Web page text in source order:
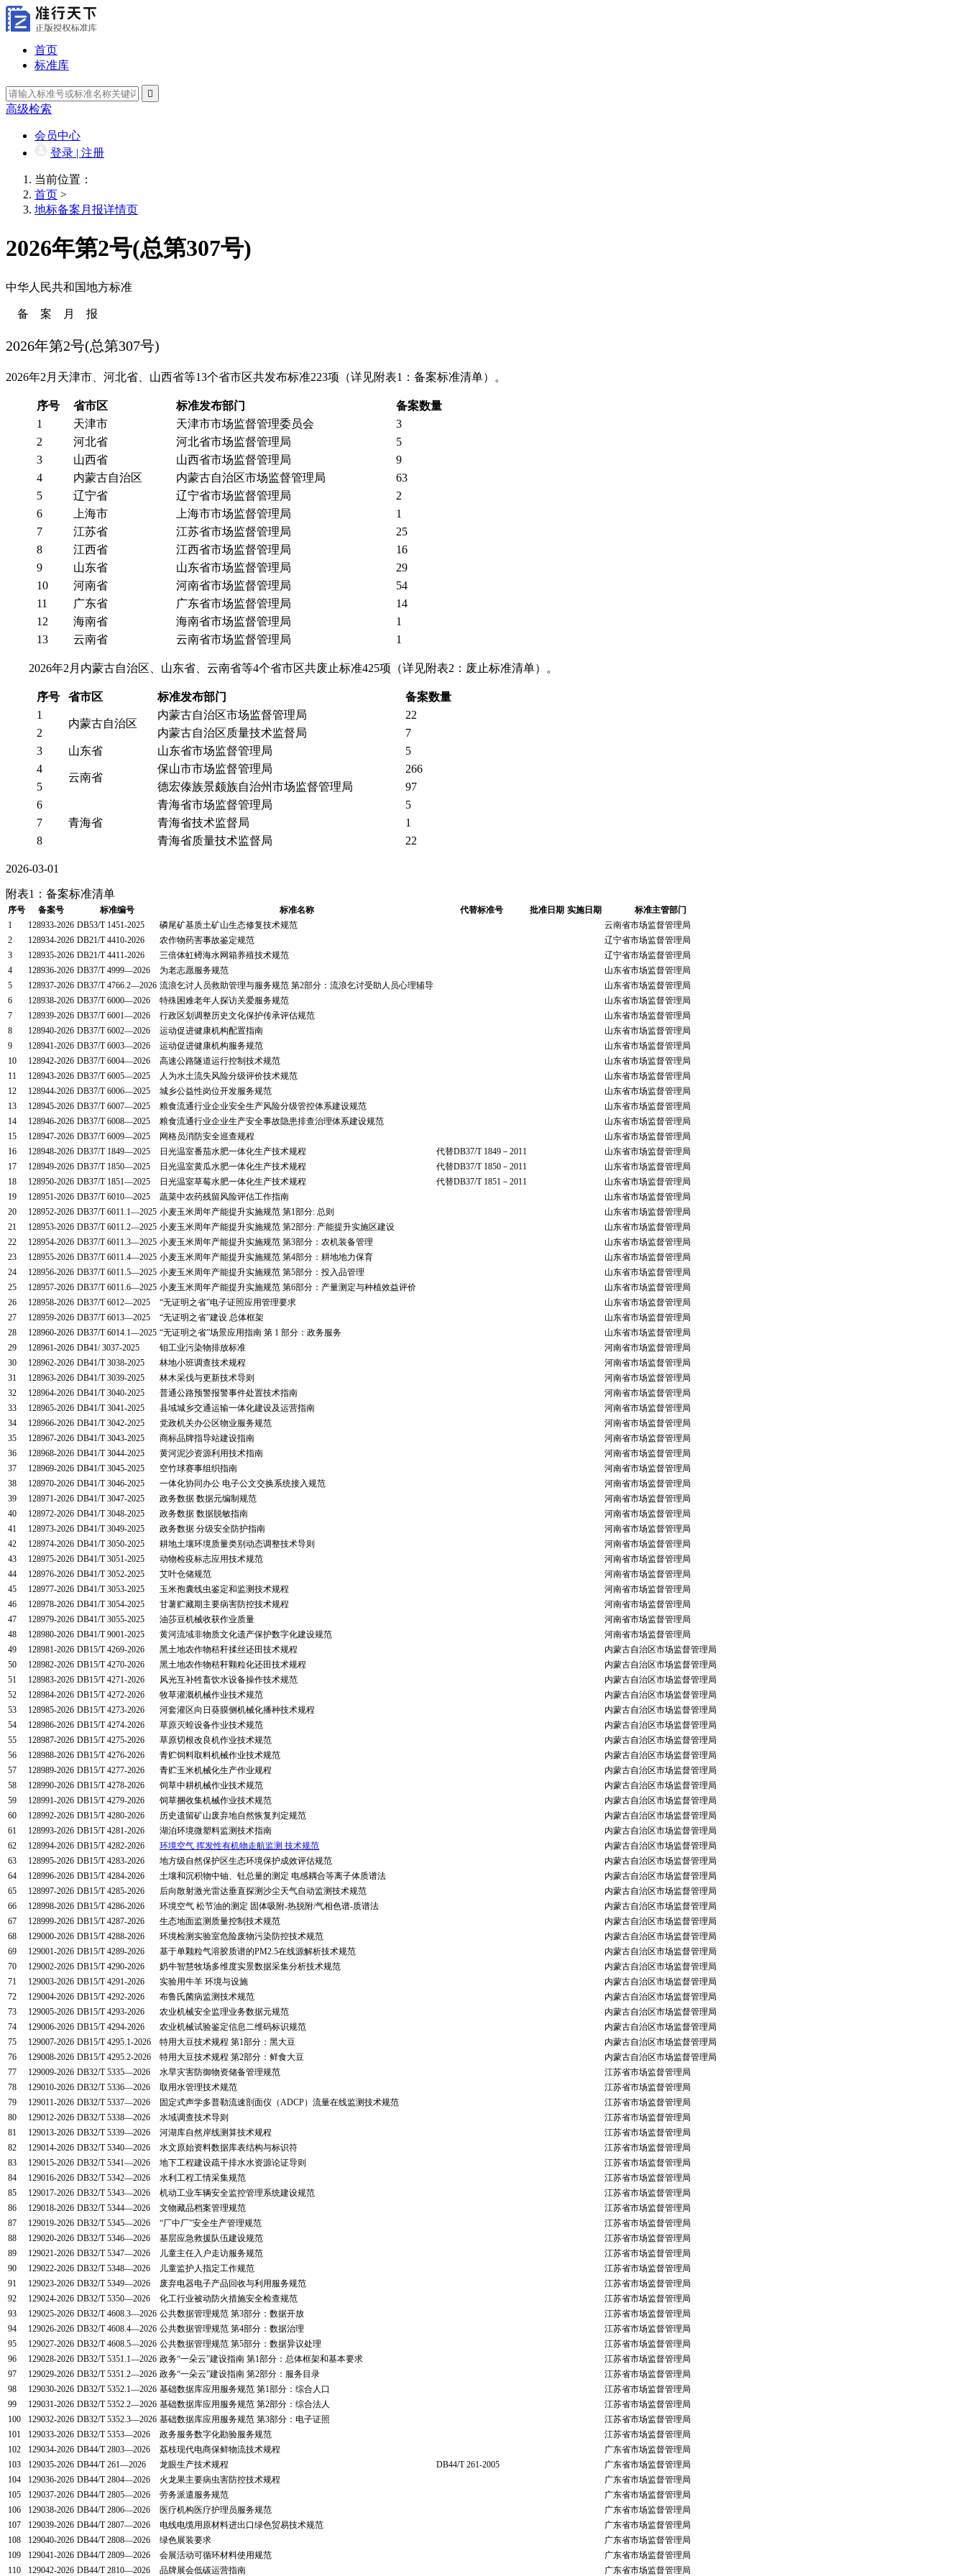
首页
标准库

高级检索
会员中心
登录 | 注册
当前位置：
首页 >
地标备案月报详情页
2026年第2号(总第307号)
中华人民共和国地方标准
备案月报
2026年第2号(总第307号)
2026年2月天津市、河北省、山西省等13个省市区共发布标准223项（详见附表1：备案标准清单）。
序号 省市区 标准发布部门
备案数量
1
天津市 天津市市场监督管理委员会
3
2
河北省 河北省市场监督管理局
5
3
山西省 山西省市场监督管理局
9
4
内蒙古自治区 内蒙古自治区市场监督管理局
63
5
辽宁省 辽宁省市场监督管理局
2
6
上海市 上海市市场监督管理局
1
7
江苏省 江苏省市场监督管理局
25
8
江西省 江西省市场监督管理局
16
9
山东省 山东省市场监督管理局
29
10
河南省 河南省市场监督管理局
54
11
广东省 广东省市场监督管理局
14
12
海南省 海南省市场监督管理局
1
13
云南省 云南省市场监督管理局 1
2026年2月内蒙古自治区、山东省、云南省等4个省市区共废止标准425项（详见附表2：废止标准清单）。
序号 省市区 标准发布部门
备案数量
1
内蒙古自治区
内蒙古自治区市场监督管理局
22
2
内蒙古自治区质量技术监督局
7
3
山东省 山东省市场监督管理局
5
4
云南省
保山市市场监督管理局
266
5
德宏傣族景颇族自治州市场监督管理局
97
6
青海省
青海省市场监督管理局
5
7
青海省技术监督局
1
8
青海省质量技术监督局 22
2026-03-01
附表1：备案标准清单
序号 备案号 标准编号 标准名称 代替标准号 批准日期 实施日期
标准主管部门
1
128933-2026 DB53/T 1451-2025 磷尾矿基质土矿山生态修复技术规范
云南省市场监督管理局
2
128934-2026 DB21/T 4410-2026 农作物药害事故鉴定规范
辽宁省市场监督管理局
3
128935-2026 DB21/T 4411-2026 三倍体虹鳟海水网箱养殖技术规范
辽宁省市场监督管理局
4
128936-2026 DB37/T 4999—2026 为老志愿服务规范
山东省市场监督管理局
5
128937-2026 DB37/T 4766.2—2026 流浪乞讨人员救助管理与服务规范 第2部分：流浪乞讨受助人员心理辅导
山东省市场监督管理局
6
128938-2026 DB37/T 6000—2026 特殊困难老年人探访关爱服务规范
山东省市场监督管理局
7
128939-2026 DB37/T 6001—2026 行政区划调整历史文化保护传承评估规范
山东省市场监督管理局
8
128940-2026 DB37/T 6002—2026 运动促进健康机构配置指南
山东省市场监督管理局
9
128941-2026 DB37/T 6003—2026 运动促进健康机构服务规范
山东省市场监督管理局
10
128942-2026 DB37/T 6004—2026 高速公路隧道运行控制技术规范
山东省市场监督管理局
11
128943-2026 DB37/T 6005—2025 人为水土流失风险分级评价技术规范
山东省市场监督管理局
12
128944-2026 DB37/T 6006—2025 城乡公益性岗位开发服务规范
山东省市场监督管理局
13
128945-2026 DB37/T 6007—2025 粮食流通行业企业安全生产风险分级管控体系建设规范
山东省市场监督管理局
14
128946-2026 DB37/T 6008—2025 粮食流通行业企业生产安全事故隐患排查治理体系建设规范
山东省市场监督管理局
15
128947-2026 DB37/T 6009—2025 网格员消防安全巡查规程
山东省市场监督管理局
16
128948-2026 DB37/T 1849—2025 日光温室番茄水肥一体化生产技术规程 代替DB37/T 1849－2011
山东省市场监督管理局
17
128949-2026 DB37/T 1850—2025 日光温室黄瓜水肥一体化生产技术规程 代替DB37/T 1850－2011
山东省市场监督管理局
18
128950-2026 DB37/T 1851—2025 日光温室草莓水肥一体化生产技术规程 代替DB37/T 1851－2011
山东省市场监督管理局
19
128951-2026 DB37/T 6010—2025 蔬菜中农药残留风险评估工作指南
山东省市场监督管理局
20
128952-2026 DB37/T 6011.1—2025 小麦玉米周年产能提升实施规范 第1部分: 总则
山东省市场监督管理局
21
128953-2026 DB37/T 6011.2—2025 小麦玉米周年产能提升实施规范 第2部分: 产能提升实施区建设
山东省市场监督管理局
22
128954-2026 DB37/T 6011.3—2025 小麦玉米周年产能提升实施规范 第3部分：农机装备管理
山东省市场监督管理局
23
128955-2026 DB37/T 6011.4—2025 小麦玉米周年产能提升实施规范 第4部分：耕地地力保育
山东省市场监督管理局
24
128956-2026 DB37/T 6011.5—2025 小麦玉米周年产能提升实施规范 第5部分：投入品管理
山东省市场监督管理局
25
128957-2026 DB37/T 6011.6—2025 小麦玉米周年产能提升实施规范 第6部分：产量测定与种植效益评价
山东省市场监督管理局
26
128958-2026 DB37/T 6012—2025 “无证明之省”电子证照应用管理要求
山东省市场监督管理局
27
128959-2026 DB37/T 6013—2025 “无证明之省”建设 总体框架
山东省市场监督管理局
28
128960-2026 DB37/T 6014.1—2025 “无证明之省”场景应用指南 第 1 部分：政务服务
山东省市场监督管理局
29
128961-2026 DB41/ 3037-2025 钼工业污染物排放标准
河南省市场监督管理局
30
128962-2026 DB41/T 3038-2025 林地小班调查技术规程
河南省市场监督管理局
31
128963-2026 DB41/T 3039-2025 林木采伐与更新技术导则
河南省市场监督管理局
32
128964-2026 DB41/T 3040-2025 普通公路预警报警事件处置技术指南
河南省市场监督管理局
33
128965-2026 DB41/T 3041-2025 县域城乡交通运输一体化建设及运营指南
河南省市场监督管理局
34
128966-2026 DB41/T 3042-2025 党政机关办公区物业服务规范
河南省市场监督管理局
35
128967-2026 DB41/T 3043-2025 商标品牌指导站建设指南
河南省市场监督管理局
36
128968-2026 DB41/T 3044-2025 黄河泥沙资源利用技术指南
河南省市场监督管理局
37
128969-2026 DB41/T 3045-2025 空竹球赛事组织指南
河南省市场监督管理局
38
128970-2026 DB41/T 3046-2025 一体化协同办公 电子公文交换系统接入规范
河南省市场监督管理局
39
128971-2026 DB41/T 3047-2025 政务数据 数据元编制规范
河南省市场监督管理局
40
128972-2026 DB41/T 3048-2025 政务数据 数据脱敏指南
河南省市场监督管理局
41
128973-2026 DB41/T 3049-2025 政务数据 分级安全防护指南
河南省市场监督管理局
42
128974-2026 DB41/T 3050-2025 耕地土壤环境质量类别动态调整技术导则
河南省市场监督管理局
43
128975-2026 DB41/T 3051-2025 动物检疫标志应用技术规范
河南省市场监督管理局
44
128976-2026 DB41/T 3052-2025 艾叶仓储规范
河南省市场监督管理局
45
128977-2026 DB41/T 3053-2025 玉米孢囊线虫鉴定和监测技术规程
河南省市场监督管理局
46
128978-2026 DB41/T 3054-2025 甘薯贮藏期主要病害防控技术规程
河南省市场监督管理局
47
128979-2026 DB41/T 3055-2025 油莎豆机械收获作业质量
河南省市场监督管理局
48
128980-2026 DB41/T 9001-2025 黄河流域非物质文化遗产保护数字化建设规范
河南省市场监督管理局
49
128981-2026 DB15/T 4269-2026 黑土地农作物秸秆揉丝还田技术规程
内蒙古自治区市场监督管理局
50
128982-2026 DB15/T 4270-2026 黑土地农作物秸秆颗粒化还田技术规程
内蒙古自治区市场监督管理局
51
128983-2026 DB15/T 4271-2026 风光互补牲畜饮水设备操作技术规范
内蒙古自治区市场监督管理局
52
128984-2026 DB15/T 4272-2026 牧草灌溉机械作业技术规范
内蒙古自治区市场监督管理局
53
128985-2026 DB15/T 4273-2026 河套灌区向日葵膜侧机械化播种技术规程
内蒙古自治区市场监督管理局
54
128986-2026 DB15/T 4274-2026 草原灭蝗设备作业技术规范
内蒙古自治区市场监督管理局
55
128987-2026 DB15/T 4275-2026 草原切根改良机作业技术规范
内蒙古自治区市场监督管理局
56
128988-2026 DB15/T 4276-2026 青贮饲料取料机械作业技术规范
内蒙古自治区市场监督管理局
57
128989-2026 DB15/T 4277-2026 青贮玉米机械化生产作业规程
内蒙古自治区市场监督管理局
58
128990-2026 DB15/T 4278-2026 饲草中耕机械作业技术规范
内蒙古自治区市场监督管理局
59
128991-2026 DB15/T 4279-2026 饲草捆收集机械作业技术规范
内蒙古自治区市场监督管理局
60
128992-2026 DB15/T 4280-2026 历史遗留矿山废弃地自然恢复判定规范
内蒙古自治区市场监督管理局
61
128993-2026 DB15/T 4281-2026 湖泊环境微塑料监测技术指南
内蒙古自治区市场监督管理局
62
128994-2026 DB15/T 4282-2026 环境空气 挥发性有机物走航监测 技术规范
内蒙古自治区市场监督管理局
63
128995-2026 DB15/T 4283-2026 地方级自然保护区生态环境保护成效评估规范
内蒙古自治区市场监督管理局
64
128996-2026 DB15/T 4284-2026 土壤和沉积物中铀、钍总量的测定 电感耦合等离子体质谱法
内蒙古自治区市场监督管理局
65
128997-2026 DB15/T 4285-2026 后向散射激光雷达垂直探测沙尘天气自动监测技术规范
内蒙古自治区市场监督管理局
66
128998-2026 DB15/T 4286-2026 环境空气 松节油的测定 固体吸附-热脱附/气相色谱-质谱法
内蒙古自治区市场监督管理局
67
128999-2026 DB15/T 4287-2026 生态地面监测质量控制技术规范
内蒙古自治区市场监督管理局
68
129000-2026 DB15/T 4288-2026 环境检测实验室危险废物污染防控技术规范
内蒙古自治区市场监督管理局
69
129001-2026 DB15/T 4289-2026 基于单颗粒气溶胶质谱的PM2.5在线源解析技术规范
内蒙古自治区市场监督管理局
70
129002-2026 DB15/T 4290-2026 奶牛智慧牧场多维度实景数据采集分析技术规范
内蒙古自治区市场监督管理局
71
129003-2026 DB15/T 4291-2026 实验用牛羊 环境与设施
内蒙古自治区市场监督管理局
72
129004-2026 DB15/T 4292-2026 布鲁氏菌病监测技术规范
内蒙古自治区市场监督管理局
73
129005-2026 DB15/T 4293-2026 农业机械安全监理业务数据元规范
内蒙古自治区市场监督管理局
74
129006-2026 DB15/T 4294-2026 农业机械试验鉴定信息二维码标识规范
内蒙古自治区市场监督管理局
75
129007-2026 DB15/T 4295.1-2026 特用大豆技术规程 第1部分：黑大豆
内蒙古自治区市场监督管理局
76
129008-2026 DB15/T 4295.2-2026 特用大豆技术规程 第2部分：鲜食大豆
内蒙古自治区市场监督管理局
77
129009-2026 DB32/T 5335—2026 水旱灾害防御物资储备管理规范
江苏省市场监督管理局
78
129010-2026 DB32/T 5336—2026 取用水管理技术规范
江苏省市场监督管理局
79
129011-2026 DB32/T 5337—2026 固定式声学多普勒流速剖面仪（ADCP）流量在线监测技术规范
江苏省市场监督管理局
80
129012-2026 DB32/T 5338—2026 水域调查技术导则
江苏省市场监督管理局
81
129013-2026 DB32/T 5339—2026 河湖库自然岸线测算技术规程
江苏省市场监督管理局
82
129014-2026 DB32/T 5340—2026 水文原始资料数据库表结构与标识符
江苏省市场监督管理局
83
129015-2026 DB32/T 5341—2026 地下工程建设疏干排水水资源论证导则
江苏省市场监督管理局
84
129016-2026 DB32/T 5342—2026 水利工程工情采集规范
江苏省市场监督管理局
85
129017-2026 DB32/T 5343—2026 机动工业车辆安全监控管理系统建设规范
江苏省市场监督管理局
86
129018-2026 DB32/T 5344—2026 文物藏品档案管理规范
江苏省市场监督管理局
87
129019-2026 DB32/T 5345—2026 “厂中厂”安全生产管理规范
江苏省市场监督管理局
88
129020-2026 DB32/T 5346—2026 基层应急救援队伍建设规范
江苏省市场监督管理局
89
129021-2026 DB32/T 5347—2026 儿童主任入户走访服务规范
江苏省市场监督管理局
90
129022-2026 DB32/T 5348—2026 儿童监护人指定工作规范
江苏省市场监督管理局
91
129023-2026 DB32/T 5349—2026 废弃电器电子产品回收与利用服务规范
江苏省市场监督管理局
92
129024-2026 DB32/T 5350—2026 化工行业被动防火措施安全检查规范
江苏省市场监督管理局
93
129025-2026 DB32/T 4608.3—2026 公共数据管理规范 第3部分：数据开放
江苏省市场监督管理局
94
129026-2026 DB32/T 4608.4—2026 公共数据管理规范 第4部分：数据治理
江苏省市场监督管理局
95
129027-2026 DB32/T 4608.5—2026 公共数据管理规范 第5部分：数据异议处理
江苏省市场监督管理局
96
129028-2026 DB32/T 5351.1—2026 政务“一朵云”建设指南 第1部分：总体框架和基本要求
江苏省市场监督管理局
97
129029-2026 DB32/T 5351.2—2026 政务“一朵云”建设指南 第2部分：服务目录
江苏省市场监督管理局
98
129030-2026 DB32/T 5352.1—2026 基础数据库应用服务规范 第1部分：综合人口
江苏省市场监督管理局
99
129031-2026 DB32/T 5352.2—2026 基础数据库应用服务规范 第2部分：综合法人
江苏省市场监督管理局
100
129032-2026 DB32/T 5352.3—2026 基础数据库应用服务规范 第3部分：电子证照
江苏省市场监督管理局
101
129033-2026 DB32/T 5353—2026 政务服务数字化勘验服务规范
江苏省市场监督管理局
102
129034-2026 DB44/T 2803—2026 荔枝现代电商保鲜物流技术规程
广东省市场监督管理局
103
129035-2026 DB44/T 261—2026 龙眼生产技术规程 DB44/T 261-2005
广东省市场监督管理局
104
129036-2026 DB44/T 2804—2026 火龙果主要病虫害防控技术规程
广东省市场监督管理局
105
129037-2026 DB44/T 2805—2026 劳务派遣服务规范
广东省市场监督管理局
106
129038-2026 DB44/T 2806—2026 医疗机构医疗护理员服务规范
广东省市场监督管理局
107
129039-2026 DB44/T 2807—2026 电线电缆用原材料进出口绿色贸易技术规范
广东省市场监督管理局
108
129040-2026 DB44/T 2808—2026 绿色展装要求
广东省市场监督管理局
109
129041-2026 DB44/T 2809—2026 会展活动可循环材料使用规范
广东省市场监督管理局
110
129042-2026 DB44/T 2810—2026 品牌展会低碳运营指南 广东省市场监督管理局